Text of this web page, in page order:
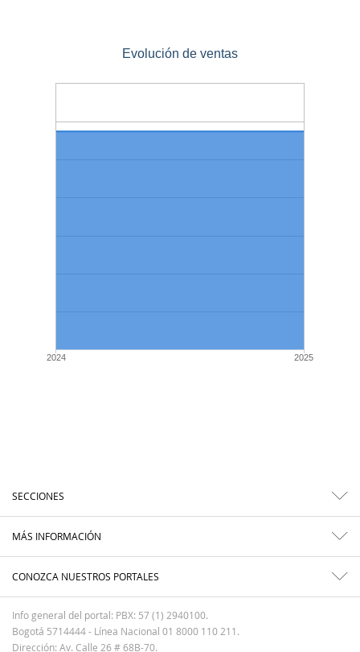
Evolución de ventas
2024 2025
SECCIONES
MÁS INFORMACIÓN
CONOZCA NUESTROS PORTALES
Info general del portal: PBX: 57 (1) 2940100.
Bogotá 5714444 - Línea Nacional 01 8000 110 211.
Dirección: Av. Calle 26 # 68B-70.